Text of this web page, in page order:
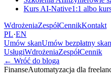
Kurs AI-Native1:1 albo
WdrożeniaZespółCennikKontakt
PL·EN
Umów skanUmów bezpłatny
UsługiWdrożeniaZespółCennik
← Wróć do bloga
FinanseAutomatyzacja dla